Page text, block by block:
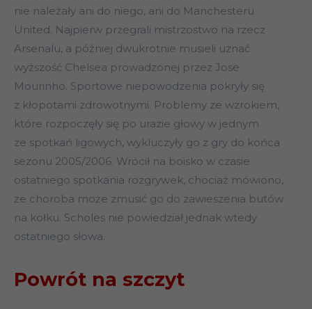
nie należały ani do niego, ani do Manchesteru
United. Najpierw przegrali mistrzostwo na rzecz
Arsenalu, a później dwukrotnie musieli uznać
wyższość Chelsea prowadzonej przez Jose
Mourinho. Sportowe niepowodzenia pokryły się
z kłopotami zdrowotnymi. Problemy ze wzrokiem,
które rozpoczęły się po urazie głowy w jednym
ze spotkań ligowych, wykluczyły go z gry do końca
sezonu 2005/2006. Wrócił na boisko w czasie
ostatniego spotkania rozgrywek, chociaż mówiono,
że choroba może zmusić go do zawieszenia butów
na kołku. Scholes nie powiedział jednak wtedy
ostatniego słowa.
Powrót na szczyt